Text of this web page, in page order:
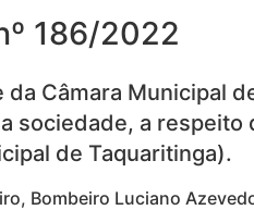
186/2022
Câmara Municipal
sociedade, a
de Taquaritinga).
Bombeiro Luciano